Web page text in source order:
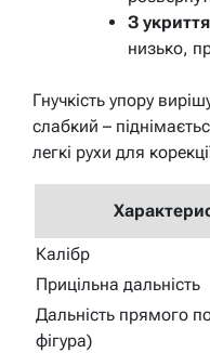
З
низько,
Гнучкість упору
слабкий –
легкі рухи для
Калібр
Прицільна дальність
Дальність прямого
фігура)